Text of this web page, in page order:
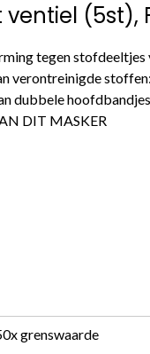
(5st),
tegen
verontreinigde stoffen:
dubbele
DIT MASKER
grenswaarde